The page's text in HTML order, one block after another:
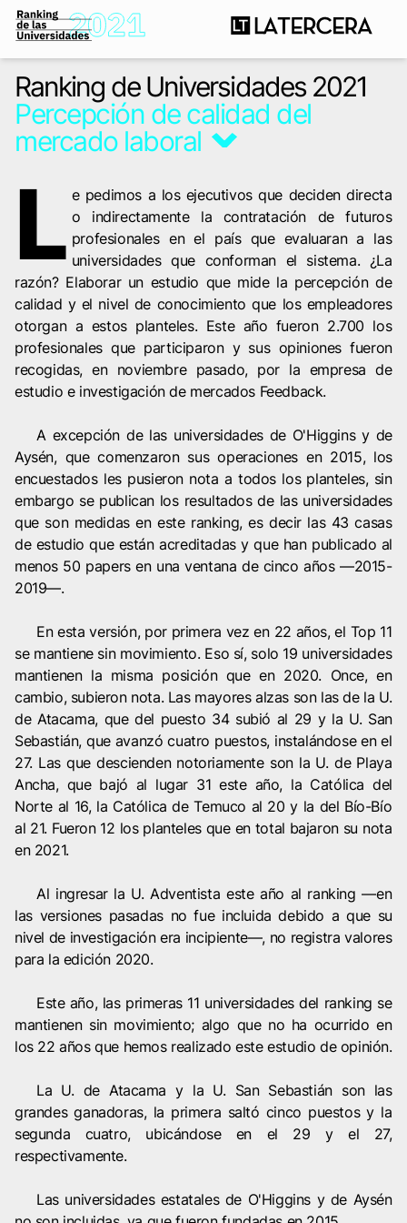
Ranking de Universidades 2021
Percepción de calidad del
mercado laboral
L e pedimos a los ejecutivos que deciden directa
o indirectamente la contratación de futuros
profesionales en el país que evaluaran a las
universidades que conforman el sistema. ¿La
razón? Elaborar un estudio que mide la percepción de
calidad y el nivel de conocimiento que los empleadores
otorgan a estos planteles. Este año fueron 2.700 los
profesionales que participaron y sus opiniones fueron
recogidas, en noviembre pasado, por la empresa de
estudio e investigación de mercados Feedback.
A excepción de las universidades de O'Higgins y de
Aysén, que comenzaron sus operaciones en 2015, los
encuestados les pusieron nota a todos los planteles, sin
embargo se publican los resultados de las universidades
que son medidas en este ranking, es decir las 43 casas
de estudio que están acreditadas y que han publicado al
menos 50 papers en una ventana de cinco años —2015-
2019—.
En esta versión, por primera vez en 22 años, el Top 11
se mantiene sin movimiento. Eso sí, solo 19 universidades
mantienen la misma posición que en 2020. Once, en
cambio, subieron nota. Las mayores alzas son las de la U.
de Atacama, que del puesto 34 subió al 29 y la U. San
Sebastián, que avanzó cuatro puestos, instalándose en el
27. Las que descienden notoriamente son la U. de Playa
Ancha, que bajó al lugar 31 este año, la Católica del
Norte al 16, la Católica de Temuco al 20 y la del Bío-Bío
al 21. Fueron 12 los planteles que en total bajaron su nota
en 2021.
Al ingresar la U. Adventista este año al ranking —en
las versiones pasadas no fue incluida debido a que su
nivel de investigación era incipiente—, no registra valores
para la edición 2020.
Este año, las primeras 11 universidades del ranking se
mantienen sin movimiento; algo que no ha ocurrido en
los 22 años que hemos realizado este estudio de opinión.
La U. de Atacama y la U. San Sebastián son las
grandes ganadoras, la primera saltó cinco puestos y la
segunda cuatro, ubicándose en el 29 y el 27,
respectivamente.
Las universidades estatales de O'Higgins y de Aysén